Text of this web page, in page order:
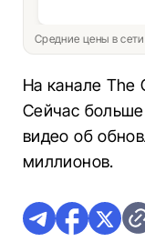
Средние цены в
На канале The
Сейчас больше
видео об
миллионов.